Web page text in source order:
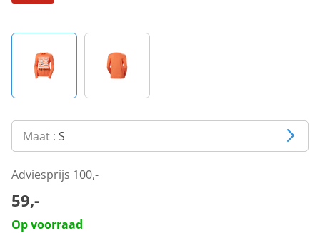
Maat : S
Adviesprijs 100,-
59,-
Op voorraad